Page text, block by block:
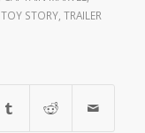
TOY STORY, TRAILER